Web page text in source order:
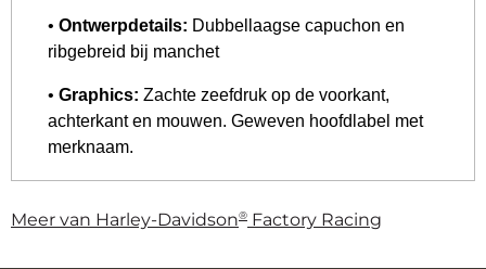
•Ontwerpdetails: Dubbellaagse capuchon en
ribgebreid bij manchet
•Graphics:Zachte zeefdruk op de voorkant,
achterkant en mouwen. Geweven hoofdlabel met
merknaam.
Meer van Harley-Davidson® Factory Racing